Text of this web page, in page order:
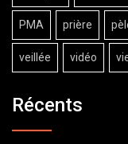
PMA prière
veillée vidéo
Récents